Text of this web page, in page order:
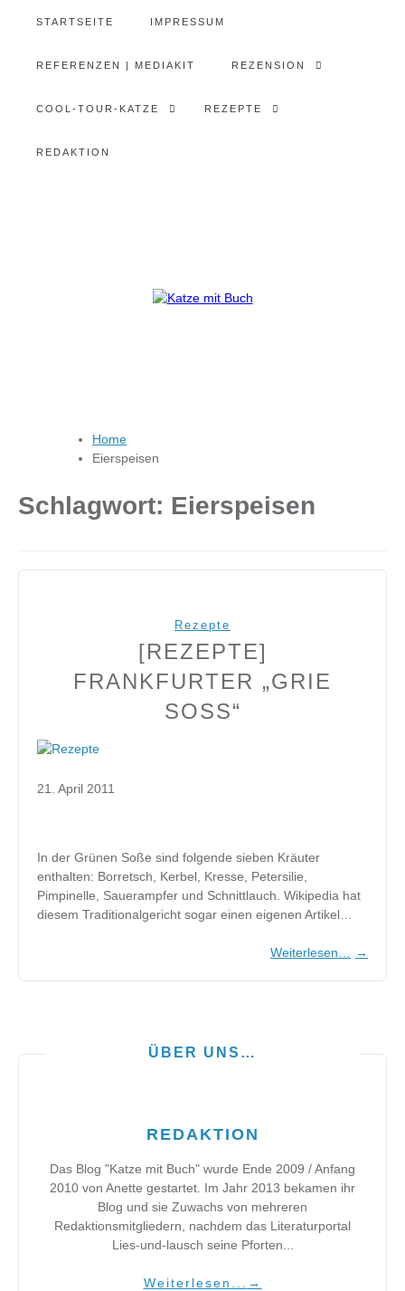
STARTSEITE IMPRESSUM
REFERENZEN | MEDIAKIT REZENSION
COOL-TOUR-KATZE REZEPTE
REDAKTION
Home
Eierspeisen
Schlagwort: Eierspeisen
Rezepte
[REZEPTE]
FRANKFURTER „GRIE
SOSS“
21. April 2011
In der Grünen Soße sind folgende sieben Kräuter
enthalten: Borretsch, Kerbel, Kresse, Petersilie,
Pimpinelle, Sauerampfer und Schnittlauch. Wikipedia hat
diesem Traditionalgericht sogar einen eigenen Artikel…
Weiterlesen… →
ÜBER UNS…
REDAKTION
Das Blog "Katze mit Buch" wurde Ende 2009 / Anfang
2010 von Anette gestartet. Im Jahr 2013 bekamen ihr
Blog und sie Zuwachs von mehreren
Redaktionsmitgliedern, nachdem das Literaturportal
Lies-und-lausch seine Pforten...
Weiterlesen... →